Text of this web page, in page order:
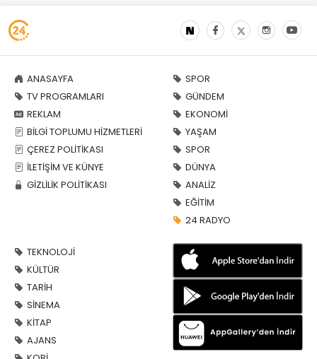
ANASAYFA
TV PROGRAMLARI
REKLAM
BİLGİ TOPLUMU HİZMETLERİ
ÇEREZ POLİTİKASI
İLETİŞİM VE KÜNYE
GİZLİLİK POLİTİKASI
SPOR
GÜNDEM
EKONOMİ
YAŞAM
SPOR
DÜNYA
ANALİZ
EĞİTİM
24 RADYO
TEKNOLOJİ
KÜLTÜR
TARİH
SİNEMA
KİTAP
AJANS